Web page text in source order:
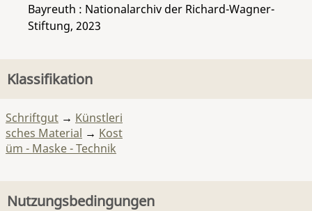
Bayreuth : Nationalarchiv der Richard-Wagner-
Stiftung, 2023
Klassifikation
Schriftgut → Künstleri
sches Material → Kost
üm - Maske - Technik
Nutzungsbedingungen